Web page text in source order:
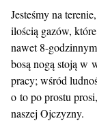
Jesteśmy na
ilością gazów,
nawet 8-
bosą nogą stoją w
pracy; wśród
o to po prostu
naszej Ojczyzny.